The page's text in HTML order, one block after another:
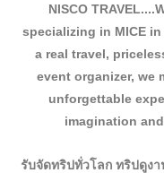
Contact Us
NISCO
specializing in MICE
a real travel,
event organizer, we
unforgettable
imagination
รับจัดทริปทั่วโลก ทริปดูง